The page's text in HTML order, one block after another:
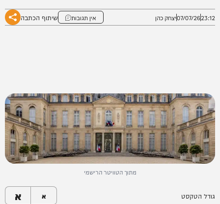
23:12
07/07/26יצחק כהן אין תגובות שיתוף הכתבה
מתוך הטוויטר הרישמי
גודל הטקסט א א